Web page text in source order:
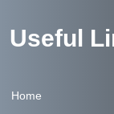
Useful
Home